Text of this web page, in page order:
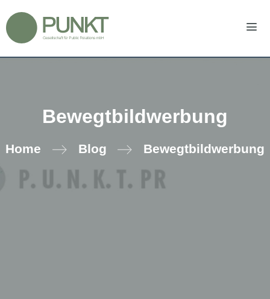
Inhalt
springen
Bewegtbildwerbung
Home Blog Bewegtbildwerbung